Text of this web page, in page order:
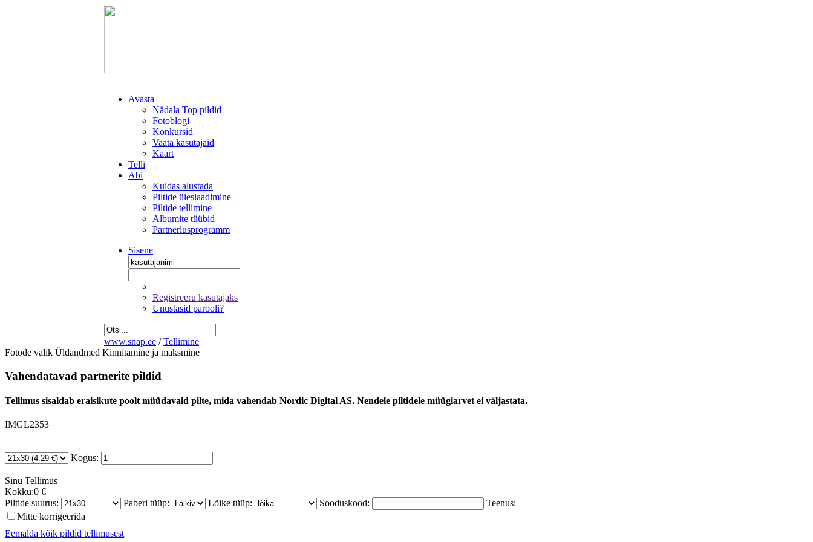
Avasta
Nädala Top pildid
Fotoblogi
Konkursid
Vaata kasutajaid
Kaart
Telli
Abi
Kuidas alustada
Piltide üleslaadimine
Piltide tellimine
Albumite tüübid
Partnerlusprogramm
Sisene
Registreeru kasutajaks
Unustasid parooli?
www.snap.ee / Tellimine
Fotode valik Üldandmed Kinnitamine ja maksmine
Vahendatavad partnerite pildid
Tellimus sisaldab eraisikute poolt müüdavaid pilte, mida vahendab Nordic Digital AS. Nendele piltidele müügiarvet ei väljastata.
IMGL2353
Kogus:
Sinu Tellimus
Kokku:0 €
Piltide suurus:
Paberi tüüp: Lõike tüüp: Sooduskood:
Teenus:
Mitte korrigeerida
Eemalda kõik pildid tellimusest